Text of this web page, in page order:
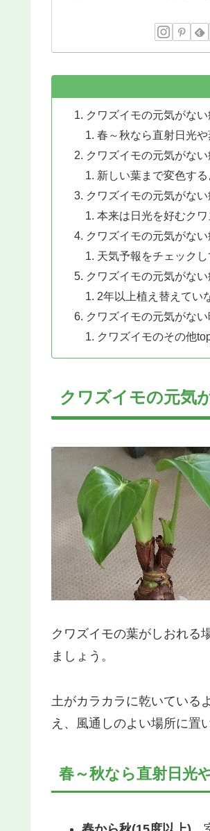
クワズイモの元気がな
春～秋なら直射日光
クワズイモの元気がな
新しい葉まで変色する
クワズイモの元気がな
本来は日光を好むク
クワズイモの元気がな
天気予報をチェック
クワズイモの元気がな
2年以上植え替えてい
クワズイモの元気がな
クワズイモのその他
クワズイモの元気
クワズイモの葉がしおれる
ましょう。
土がカラカラに乾いている
え、風通しのよい場所に置
春～秋なら直射日光